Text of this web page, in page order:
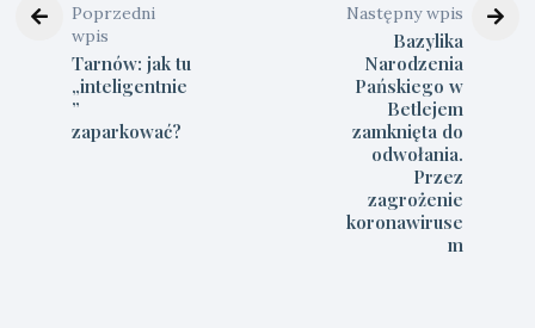
Poprzedni
wpis
Tarnów: jak tu
„inteligentnie
”
zaparkować?
Następny wpis
Bazylika
Narodzenia
Pańskiego w
Betlejem
zamknięta do
odwołania.
Przez
zagrożenie
koronawiruse
m